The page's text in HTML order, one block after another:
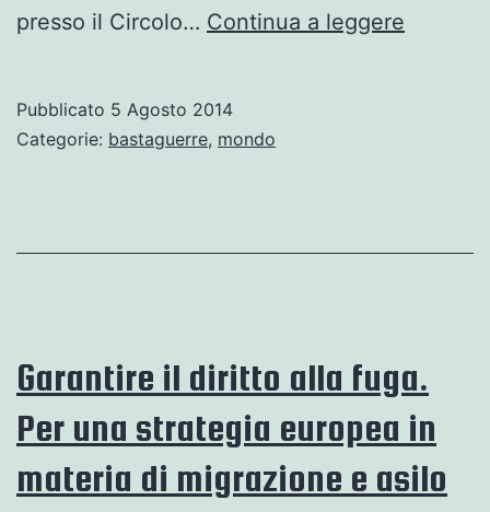
presso il Circolo… Continua a leggere
Pubblicato 5 Agosto 2014
Categorie: bastaguerre, mondo
Garantire il diritto alla fuga.
Per una strategia europea in
materia di migrazione e asilo